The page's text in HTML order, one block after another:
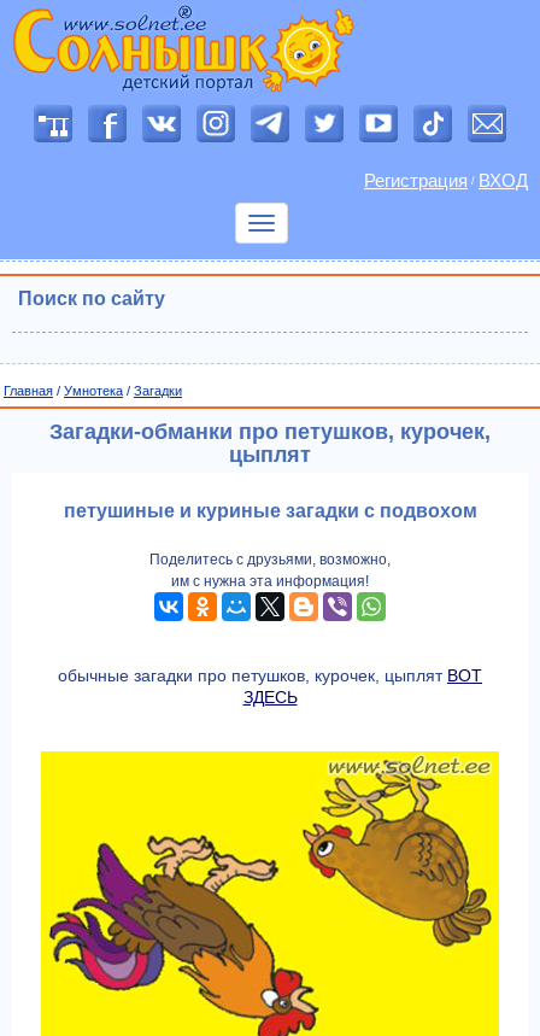
Регистрация / ВХОД
Показать
Поиск по сайту
Главная / Умнотека / Загадки
Загадки-обманки про петушков, курочек,
цыплят
петушиные и куриные загадки с подвохом
Поделитесь с друзьями, возможно,
им с нужна эта информация!
обычные загадки про петушков, курочек, цыплят ВОТ
ЗДЕСЬ